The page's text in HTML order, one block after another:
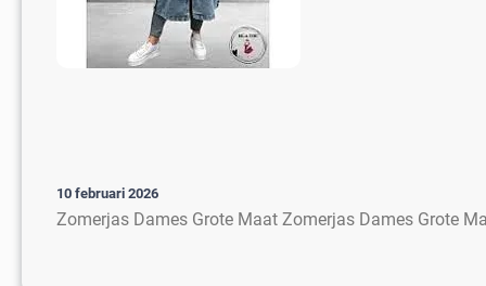
10 februari 2026
Zomerjas Dames Grote Maat Zomerjas Dames Grote